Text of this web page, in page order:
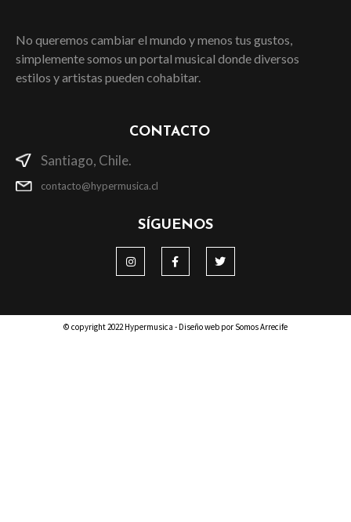
No queremos cambiar el mundo y menos tus gustos,
simplemente somos un portal musical donde diversos
estilos y artistas pueden cohabitar.
CONTACTO
Santiago, Chile.
contacto@hypermusica.cl
SÍGUENOS
© copyright 2022 Hypermusica - Diseño web por Somos Arrecife